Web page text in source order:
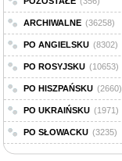
ARCHIWALNE (36258)
PO ANGIELSKU (8302)
PO ROSYJSKU (10653)
PO HISZPAŃSKU (2660)
PO UKRAIŃSKU (1971)
PO SŁOWACKU (3235)